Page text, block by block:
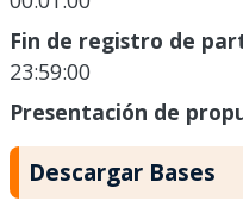
Fin de registro de
23:59:00
Presentación de
Descargar Bases